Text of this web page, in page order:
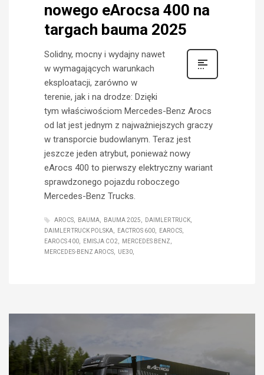
nowego eArocsa 400 na
targach bauma 2025
Solidny, mocny i wydajny nawet
w wymagających warunkach
eksploatacji, zarówno w
terenie, jak i na drodze: Dzięki
tym właściwościom Mercedes-Benz Arocs
od lat jest jednym z najważniejszych graczy
w transporcie budowlanym. Teraz jest
jeszcze jeden atrybut, ponieważ nowy
eArocs 400 to pierwszy elektryczny wariant
sprawdzonego pojazdu roboczego
Mercedes-Benz Trucks.
AROCS BAUMA BAUMA 2025
DAIMLER TRUCK
DAIMLER TRUCK POLSKA
EACTROS 600
EAROCS
EAROCS 400
EMISJA CO2
MERCEDES BENZ
MERCEDES-BENZ AROCS
UE30